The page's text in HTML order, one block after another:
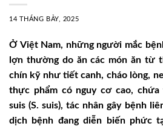
14 THÁNG BẢY, 2025
Ở Việt Nam, những người mắc
lợn thường do ăn các món ăn từ
chín kỹ như tiết canh, cháo lòng,
thực phẩm có nguy cơ cao, chứa
suis (S. suis), tác nhân gây bệnh
dịch bệnh đang diễn biến phức